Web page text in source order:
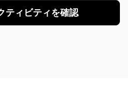
ティビティを確認